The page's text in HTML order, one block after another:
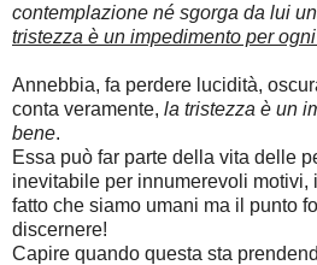
contemplazione né sgorga da lui
tristezza è un impedimento per
Annebbia, fa perdere lucidità,
conta veramente, la tristezza è un
bene.
Essa può far parte della vita delle
inevitabile per innumerevoli motivi,
fatto che siamo umani ma il punto
discernere!
Capire quando questa sta